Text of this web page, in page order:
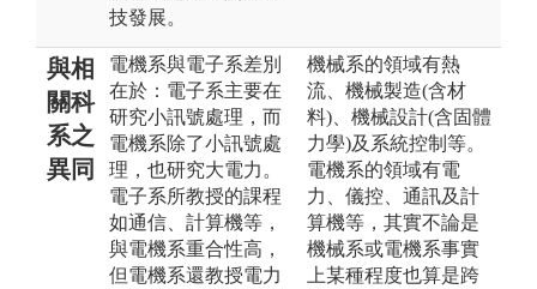
技發展。
與相
關科
系之
異同
電機系與電子系差別
在於：電子系主要在
研究小訊號處理，而
電機系除了小訊號處
理，也研究大電力。
電子系所教授的課程
如通信、計算機等，
與電機系重合性高，
但電機系還教授電力
機械系的領域有熱
流、機械製造(含材
料)、機械設計(含固體
力學)及系統控制等。
電機系的領域有電
力、儀控、通訊及計
算機等，其實不論是
機械系或電機系事實
上某種程度也算是跨